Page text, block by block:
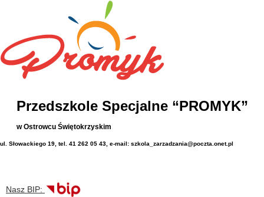
Przedszkole Specjalne “PROMYK”
w Ostrowcu Świętokrzyskim
ul. Słowackiego 19, tel. 41 262 05 43, e-mail: szkola_zarzadzania@poczta.onet.pl
Nasz BIP: